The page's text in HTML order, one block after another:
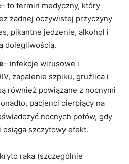
– to termin medyczny, który
żadnej oczywistej przyczyny
pikantne jedzenie, alkohol i
dolegliwością.
– infekcje wirusowe i
zapalenie szpiku, gruźlica i
również powiązane z nocnymi
pacjenci cierpiący na
nocnych potów, gdy
szczytowy efekt.
raka (szczególnie